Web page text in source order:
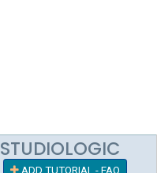
STUDIOLOGIC
ADD TUTORIAL - FAQ